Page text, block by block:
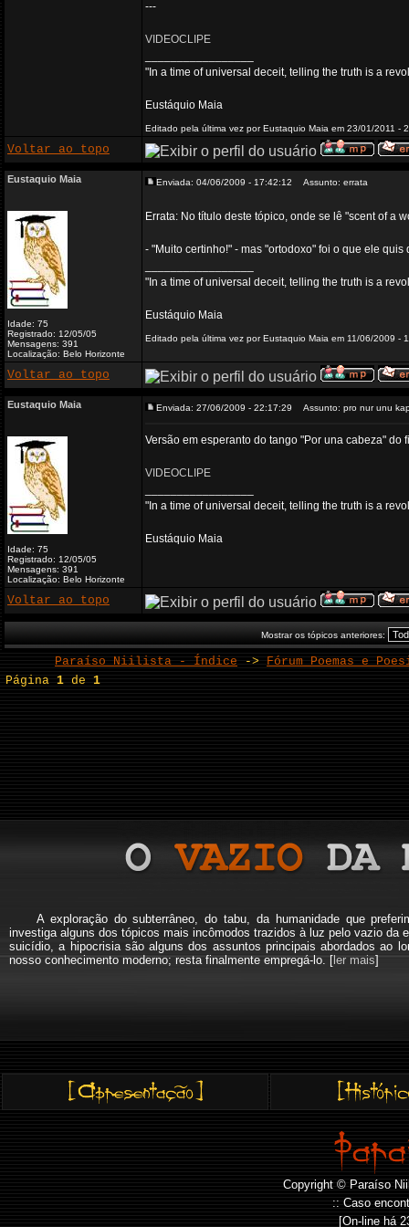
---
VIDEOCLIPE
"In a time of universal deceit, telling the truth is a
Eustáquio Maia
Editado pela última vez por Eustaquio Maia em 23/01/2011 -
Voltar ao topo
Eustaquio Maia
Idade: 75
Registrado: 12/05/05
Mensagens: 391
Localização: Belo Horizonte
Enviada: 04/06/2009 - 17:42:12 Assunto: errata
Errata: No título deste tópico, onde se lê "scent of a
- "Muito certinho!" - mas "ortodoxo" foi o que ele quis
"In a time of universal deceit, telling the truth is a
Eustáquio Maia
Editado pela última vez por Eustaquio Maia em 11/06/2009 -
Voltar ao topo
Eustaquio Maia
Idade: 75
Registrado: 12/05/05
Mensagens: 391
Localização: Belo Horizonte
Enviada: 27/06/2009 - 22:17:29 Assunto: pro nur unu
Versão em esperanto do tango "Por una cabeza" do
VIDEOCLIPE
"In a time of universal deceit, telling the truth is a
Eustáquio Maia
Voltar ao topo
Mostrar os tópicos anteriores:
Paraíso Niilista - Índice -> Fórum Poemas e
Página1 de1
A exploração do subterrâneo, do tabu, da humanidade que
investiga alguns dos tópicos mais incômodos trazidos à luz pelo vazio da
suicídio, a hipocrisia são alguns dos assuntos principais abordados ao
nosso conhecimento moderno; resta finalmente empregá-lo. [ler mais]
Copyright © Paraíso
:: Caso
[On-line há